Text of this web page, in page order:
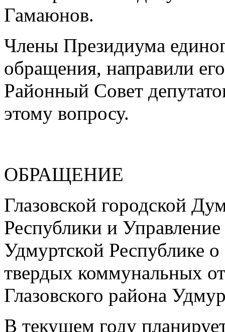
Гамаюнов.
Члены Президиума
обращения, направили
Районный Совет
этому вопросу.
ОБРАЩЕНИЕ
Глазовской городской
Республики и
Удмуртской Республике
твердых коммунальных
Глазовского района
В текущем году